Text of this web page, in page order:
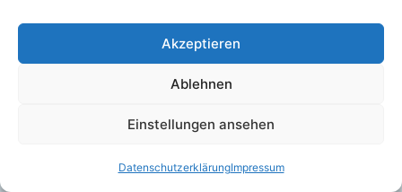
Akzeptieren
Ablehnen
Einstellungen ansehen
DatenschutzerklärungImpressum